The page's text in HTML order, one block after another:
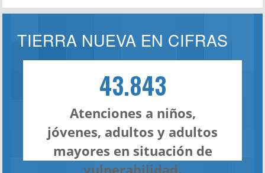
TIERRA NUEVA EN CIFRAS
43.843
Atenciones a niños,
jóvenes, adultos y adultos
mayores en situación de